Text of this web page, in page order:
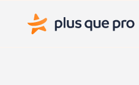
Plus que pro Mag'